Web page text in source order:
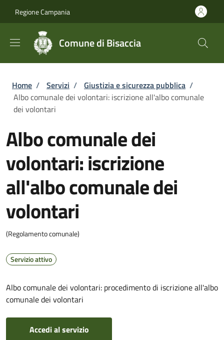
Regione Campania
Comune di Bisaccia
Briciole di pane
Home / Servizi / Giustizia e sicurezza pubblica /
Albo comunale dei volontari: iscrizione all'albo comunale
dei volontari
Albo comunale dei
volontari: iscrizione
all'albo comunale dei
volontari
(Regolamento comunale)
Servizio attivo
Albo comunale dei volontari: procedimento di iscrizione all'albo
comunale dei volontari
Accedi al servizio